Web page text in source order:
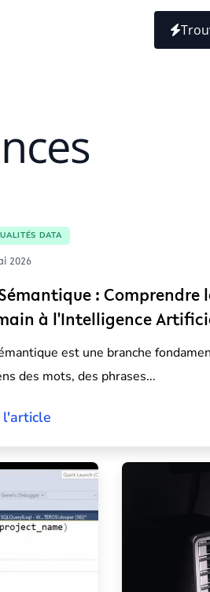
DATA
2026
: Comprendre
à l'Intelligence
est une branche
des mots, des phrases...
l'article